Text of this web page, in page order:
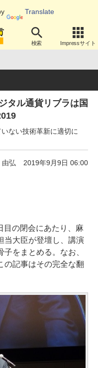
Translate
検索 Impressサイト
タル通貨リブラは国
ない技術革新に適切に
由弘 2019年9月9日 06:00
目の閉会にあたり、麻
当大臣が登壇し、講演
をまとめる。なお、
の記事はその完全な翻